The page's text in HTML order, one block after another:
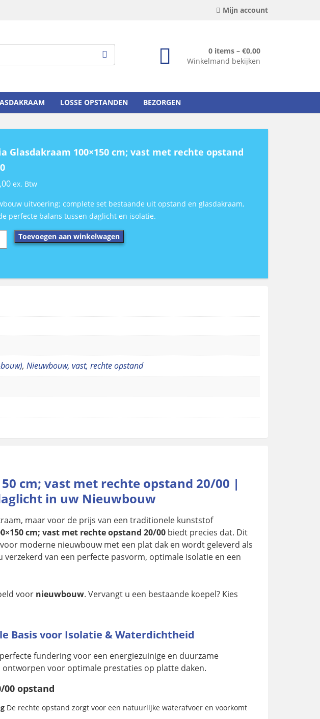
Mijn account
0 items – €0,00
Winkelmand bekijken
LOSSE OPSTANDEN BEZORGEN
Glasdakraam 100×150 cm; vast met rechte opstand
ex. Btw
uitvoering; complete set bestaande uit opstand en glasdakraam,
perfecte balans tussen daglicht en isolatie.
Toevoegen aan winkelwagen
, Nieuwbouw, vast, rechte opstand
cm; vast met rechte opstand 20/00 |
in uw Nieuwbouw
maar voor de prijs van een traditionele kunststof
cm; vast met rechte opstand 20/00biedt precies dat. Dit
moderne nieuwbouw met een plat dak en wordt geleverd als
van een perfecte pasvorm, optimale isolatie en een
voor nieuwbouw. Vervangt u een bestaande koepel? Kies
Basis voor Isolatie & Waterdichtheid
fundering voor een energiezuinige en duurzame
voor optimale prestaties op platte daken.
opstand
De rechte opstand zorgt voor een natuurlijke waterafvoer en voorkomt